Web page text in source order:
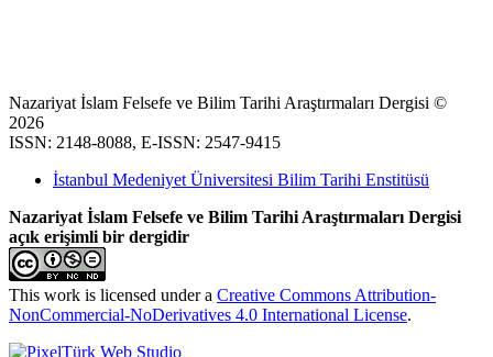
Nazariyat İslam Felsefe ve Bilim Tarihi Araştırmaları Dergisi ©
2026
ISSN: 2148-8088, E-ISSN: 2547-9415
İstanbul Medeniyet Üniversitesi Bilim Tarihi Enstitüsü
Nazariyat İslam Felsefe ve Bilim Tarihi Araştırmaları Dergisi
açık erişimli bir dergidir
This work is licensed under a Creative Commons Attribution-
NonCommercial-NoDerivatives 4.0 International License.